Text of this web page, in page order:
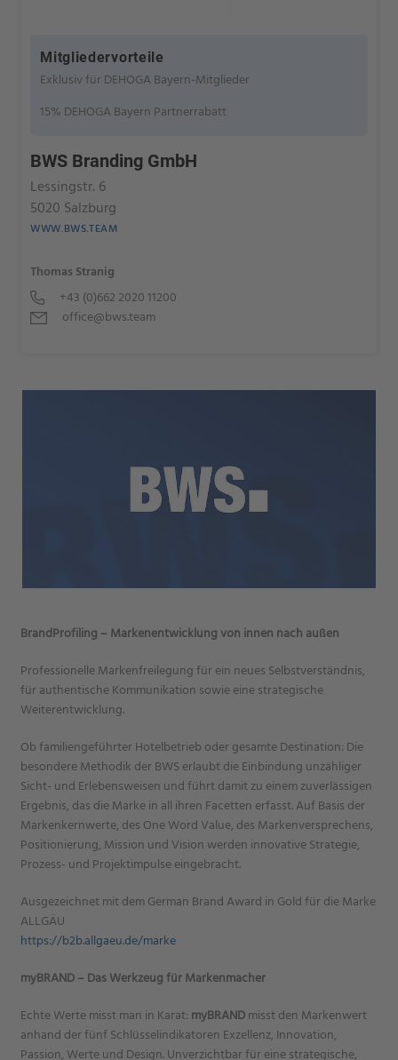
Mitgliedervorteile
Exklusiv für DEHOGA Bayern-Mitglieder
15% DEHOGA Bayern Partnerrabatt
BWS Branding GmbH
Lessingstr. 6
5020 Salzburg
WWW.BWS.TEAM
Thomas Stranig
+43 (0)662 2020 11200
office@bws.team
BrandProfiling – Markenentwicklung von innen nach außen
Professionelle Markenfreilegung für ein neues Selbstverständnis,
für authentische Kommunikation sowie eine strategische
Weiterentwicklung.
Ob familiengeführter Hotelbetrieb oder gesamte Destination: Die
besondere Methodik der BWS erlaubt die Einbindung unzähliger
Sicht- und Erlebensweisen und führt damit zu einem zuverlässigen
Ergebnis, das die Marke in all ihren Facetten erfasst. Auf Basis der
Markenkernwerte, des One Word Value, des Markenversprechens,
Positionierung, Mission und Vision werden innovative Strategie,
Prozess- und Projektimpulse eingebracht.
Ausgezeichnet mit dem German Brand Award in Gold für die Marke
ALLGÄU
https://b2b.allgaeu.de/marke
myBRAND – Das Werkzeug für Markenmacher
Echte Werte misst man in Karat: myBRANDmisst den Markenwert
anhand der fünf Schlüsselindikatoren Exzellenz, Innovation,
Passion, Werte und Design. Unverzichtbar für eine strategische,